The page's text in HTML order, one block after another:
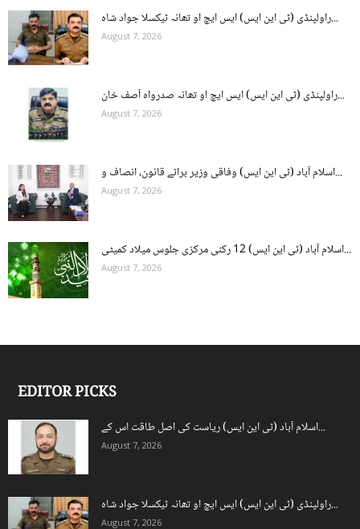
راولپنڈی (ٹی این ایس) ایس ایچ او تھانہ ٹیکسلا جواد شاہ...
August 7, 2026
راولپنڈی (ٹی این ایس) ایس ایچ او تھانہ صدرواہ آصف خان...
August 7, 2026
اسلام آباد (ٹی این ایس) وفاقی وزیر برائے قانون، انصاف و...
August 7, 2026
اسلام آباد (ٹی این ایس) 12 رکنی مرکزی جلوس میلاد کمیٹی...
August 7, 2026
EDITOR PICKS
اسلام آباد (ٹی این ایس) ریاست کی اصل طاقت اس کے...
August 7, 2026
راولپنڈی (ٹی این ایس) ایس ایچ او تھانہ ٹیکسلا جواد شاہ...
August 7, 2026